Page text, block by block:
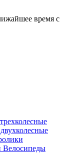
время с
Велосипеды